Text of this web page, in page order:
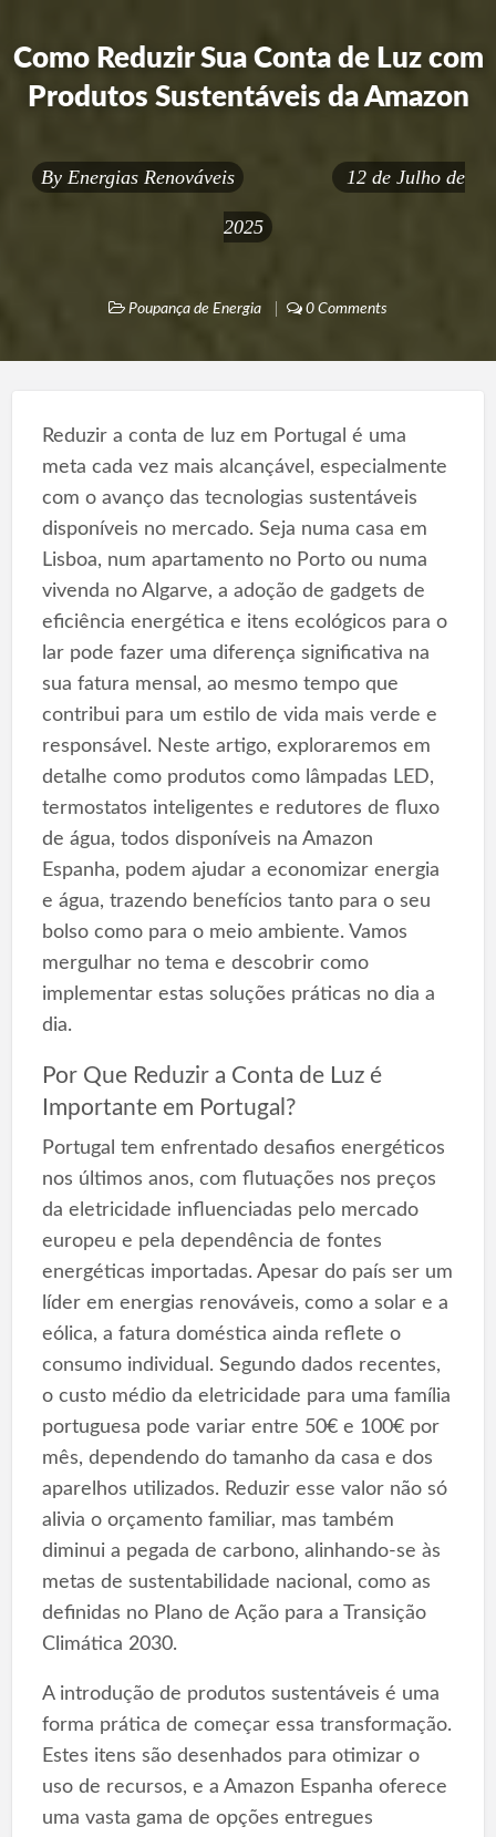
Como Reduzir Sua Conta de Luz com
Produtos Sustentáveis da Amazon
By Energias Renováveis 12 de Julho de
2025
Poupança de Energia 0 Comments
Reduzir a conta de luz em Portugal é uma
meta cada vez mais alcançável, especialmente
com o avanço das tecnologias sustentáveis
disponíveis no mercado. Seja numa casa em
Lisboa, num apartamento no Porto ou numa
vivenda no Algarve, a adoção de gadgets de
eficiência energética e itens ecológicos para o
lar pode fazer uma diferença significativa na
sua fatura mensal, ao mesmo tempo que
contribui para um estilo de vida mais verde e
responsável. Neste artigo, exploraremos em
detalhe como produtos como lâmpadas LED,
termostatos inteligentes e redutores de fluxo
de água, todos disponíveis na Amazon
Espanha, podem ajudar a economizar energia
e água, trazendo benefícios tanto para o seu
bolso como para o meio ambiente. Vamos
mergulhar no tema e descobrir como
implementar estas soluções práticas no dia a
dia.
Por Que Reduzir a Conta de Luz é
Importante em Portugal?
Portugal tem enfrentado desafios energéticos
nos últimos anos, com flutuações nos preços
da eletricidade influenciadas pelo mercado
europeu e pela dependência de fontes
energéticas importadas. Apesar do país ser um
líder em energias renováveis, como a solar e a
eólica, a fatura doméstica ainda reflete o
consumo individual. Segundo dados recentes,
o custo médio da eletricidade para uma família
portuguesa pode variar entre 50€ e 100€ por
mês, dependendo do tamanho da casa e dos
aparelhos utilizados. Reduzir esse valor não só
alivia o orçamento familiar, mas também
diminui a pegada de carbono, alinhando-se às
metas de sustentabilidade nacional, como as
definidas no Plano de Ação para a Transição
Climática 2030.
A introdução de produtos sustentáveis é uma
forma prática de começar essa transformação.
Estes itens são desenhados para otimizar o
uso de recursos, e a Amazon Espanha oferece
uma vasta gama de opções entregues